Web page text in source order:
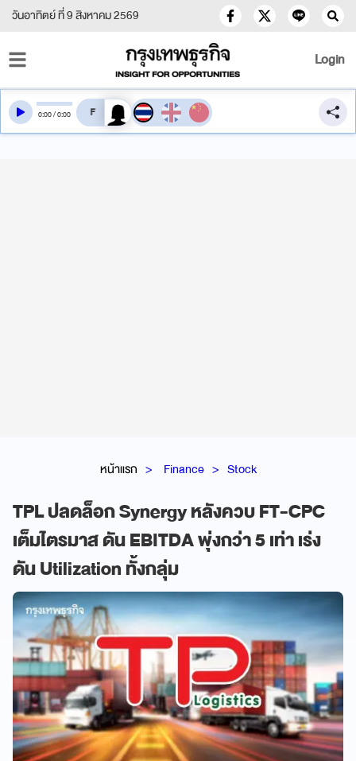
วันอาทิตย์ ที่ 9 สิงหาคม 2569
Login
หน้าแรก Finance Stock
TPL ปลดล็อก Synergy หลังควบ FT-CPC
เต็มไตรมาส ดัน EBITDA พุ่งกว่า 5 เท่า เร่ง
ดัน Utilization ทั้งกลุ่ม
0:00/0:00 สลับเสียงอ่าน